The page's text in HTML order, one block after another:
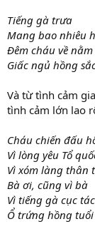
Tiếng gà trưa
Mang bao nhiêu
Đêm cháu về
Giấc ngủ hồng
Và từ tình cảm
tình cảm lớn lao
Cháu chiến đấu
Vì lòng yêu Tổ
Vì xóm làng thân
Bà ơi, cũng vì bà
Vì tiếng gà cục tác
Ổ trứng hồng